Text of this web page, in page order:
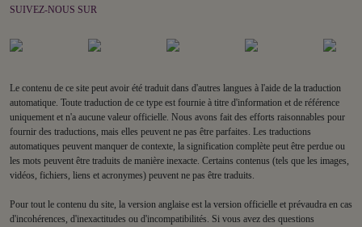
SUIVEZ-NOUS SUR
Le contenu de ce site peut avoir été traduit dans d'autres langues à l'aide de la traduction
automatique. Toute traduction de ce type est fournie à titre d'information et de référence
uniquement et n'a aucune valeur officielle. Nous avons fait des efforts raisonnables pour
fournir des traductions, mais elles peuvent ne pas être parfaites. Les traductions
automatiques peuvent manquer de contexte, la signification complète peut être perdue ou
les mots peuvent être traduits de manière inexacte. Certains contenus (tels que les images,
vidéos, fichiers, liens et acronymes) peuvent ne pas être traduits.
Pour tout le contenu du site, la version anglaise est la version officielle et prévaudra en cas
d'incohérences, d'inexactitudes ou d'incompatibilités. Si vous avez des questions